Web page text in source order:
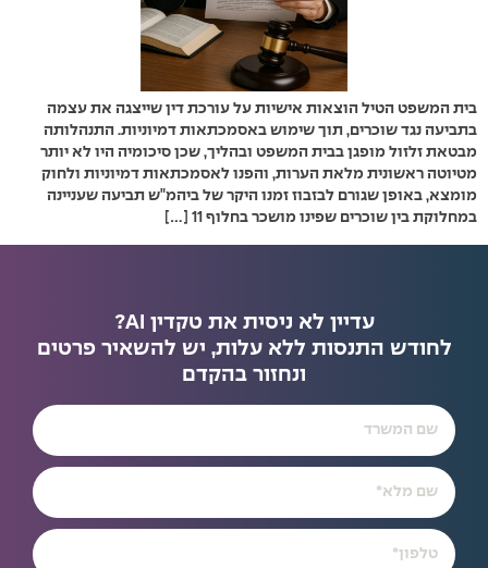
בית המשפט הטיל הוצאות אישיות על עורכת דין שייצגה את עצמה
בתביעה נגד שוכרים, תוך שימוש באסמכתאות דמיוניות. התנהלותה
מבטאת זלזול מופגן בבית המשפט ובהליך, שכן סיכומיה היו לא יותר
מטיוטה ראשונית מלאת הערות, והפנו לאסמכתאות דמיוניות ולחוק
מומצא, באופן שגורם לבזבוז זמנו היקר של ביהמ"ש תביעה שעניינה
במחלוקת בין שוכרים שפינו מושכר בחלוף 11 […]
עדיין לא ניסית את טקדין AI?
לחודש התנסות ללא עלות, יש להשאיר פרטים
ונחזור בהקדם